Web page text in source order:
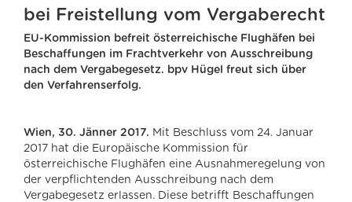
bei Freistellung vom Vergaberecht
EU-Kommission befreit österreichische Flughäfen bei
Beschaffungen im Frachtverkehr von Ausschreibung
nach dem Vergabegesetz. bpv Hügel freut sich über
den Verfahrenserfolg.
Wien, 30. Jänner 2017. Mit Beschluss vom 24. Januar
2017 hat die Europäische Kommission für
österreichische Flughäfen eine Ausnahmeregelung von
der verpflichtenden Ausschreibung nach dem
Vergabegesetz erlassen. Diese betrifft Beschaffungen